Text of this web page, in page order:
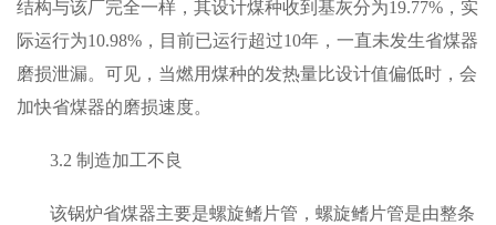
结构与该厂完全一样，其设计煤种收到基灰分为19.77%，实
际运行为10.98%，目前已运行超过10年，一直未发生省煤器
磨损泄漏。可见，当燃用煤种的发热量比设计值偏低时，会
加快省煤器的磨损速度。
3.2 制造加工不良
该锅炉省煤器主要是螺旋鳍片管，螺旋鳍片管是由整条